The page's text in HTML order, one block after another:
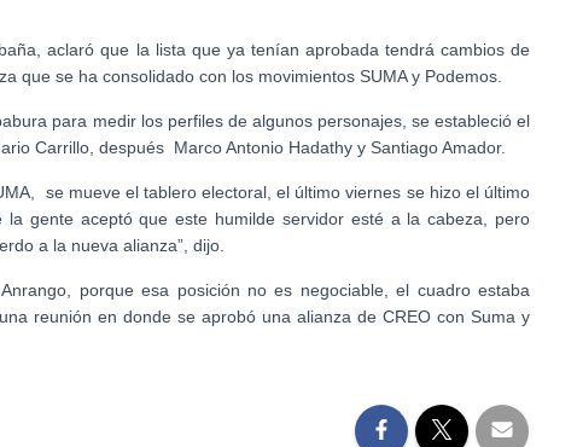
aclaró que la lista que ya tenían aprobada tendrá cambios de
que se ha consolidado con los movimientos SUMA y Podemos.
para medir los perfiles de algunos personajes, se estableció el
Carrillo, después Marco Antonio Hadathy y Santiago Amador.
se mueve el tablero electoral, el último viernes se hizo el último
la gente aceptó que este humilde servidor esté a la cabeza, pero
a la nueva alianza”, dijo.
porque esa posición no es negociable, el cuadro estaba
reunión en donde se aprobó una alianza de CREO con Suma y